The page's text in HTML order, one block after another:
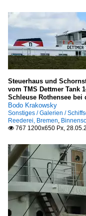
Steuerhaus und
vom TMS Dettmer Tank
Schleuse Rothensee bei
Bodo Krakowsky
Sonstiges / Galerien /
Reederei, Bremen,
 767 1200x650 Px,